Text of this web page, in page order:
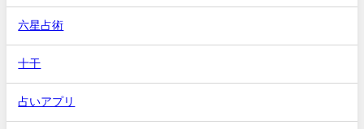
六星占術
十干
占いアプリ